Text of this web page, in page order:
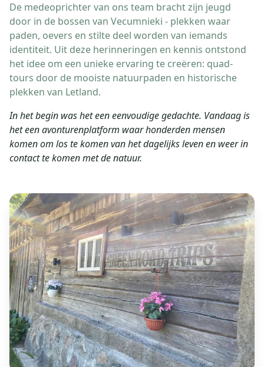
De medeoprichter van ons team bracht zijn jeugd
door in de bossen van Vecumnieki - plekken waar
paden, oevers en stilte deel worden van iemands
identiteit. Uit deze herinneringen en kennis ontstond
het idee om een unieke ervaring te creëren: quad-
tours door de mooiste natuurpaden en historische
plekken van Letland.
In het begin was het een eenvoudige gedachte. Vandaag is
het een avonturenplatform waar honderden mensen
komen om los te komen van het dagelijks leven en weer in
contact te komen met de natuur.